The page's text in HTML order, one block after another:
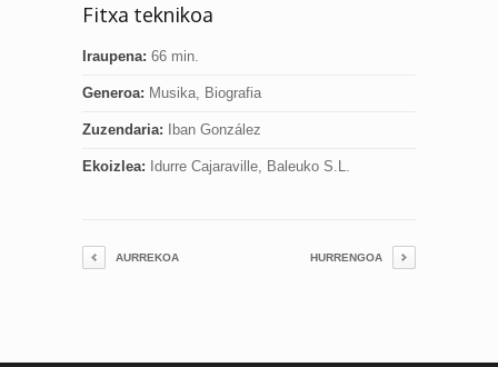
Fitxa teknikoa
Iraupena: 66 min.
Generoa: Musika, Biografia
Zuzendaria: Iban González
Ekoizlea: Idurre Cajaraville, Baleuko S.L.
AURREKOA HURRENGOA